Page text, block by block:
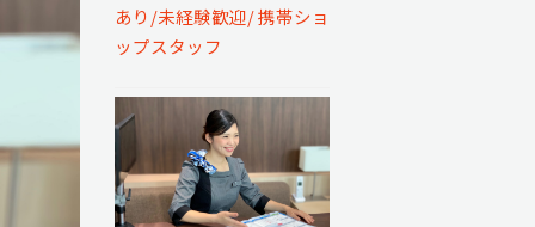
あり/未経験歓迎/ 携帯ショ
ップスタッフ